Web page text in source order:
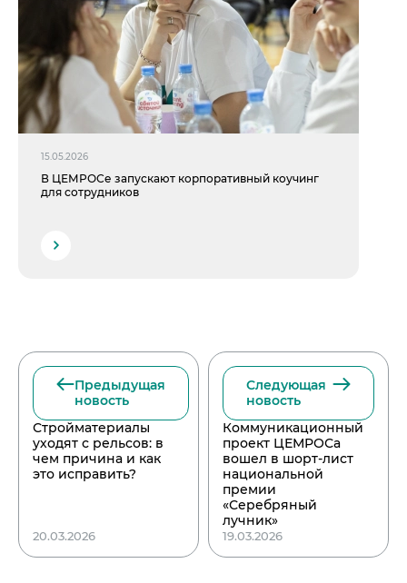
15.05.2026
В ЦЕМРОСе запускают корпоративный коучинг
для сотрудников
Предыдущая
новость
Стройматериалы
уходят с рельсов: в
чем причина и как
это исправить?
20.03.2026
Следующая
новость
Коммуникационный
проект ЦЕМРОСа
вошел в шорт-лист
национальной
премии
«Серебряный
лучник»
19.03.2026